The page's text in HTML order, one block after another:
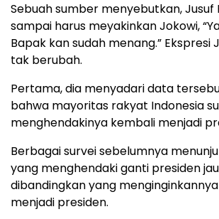
Sebuah sumber menyebutkan, Jusuf
sampai harus meyakinkan Jokowi,
Bapak kan sudah menang.”
tak berubah.
Pertama, dia menyadari data
bahwa mayoritas rakyat Indonesia
menghendakinya kembali menjadi
Berbagai survei sebelumnya
yang menghendaki ganti presiden
dibandingkan yang
menjadi presiden.